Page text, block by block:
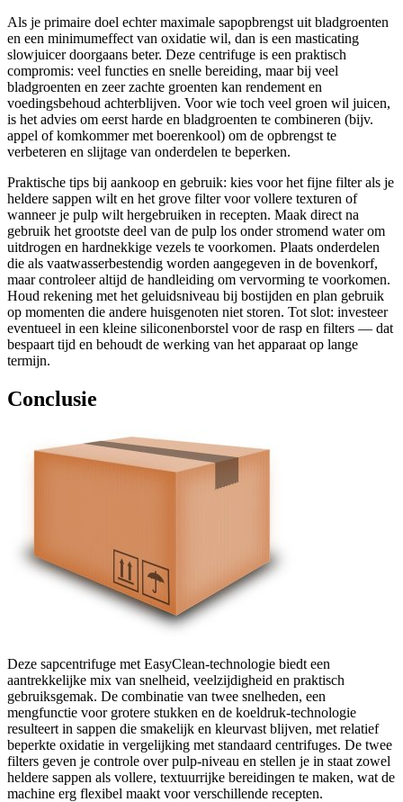
Als je primaire doel echter maximale sapopbrengst uit bladgroenten
en een minimumeffect van oxidatie wil, dan is een masticating
slowjuicer doorgaans beter. Deze centrifuge is een praktisch
compromis: veel functies en snelle bereiding, maar bij veel
bladgroenten en zeer zachte groenten kan rendement en
voedingsbehoud achterblijven. Voor wie toch veel groen wil juicen,
is het advies om eerst harde en bladgroenten te combineren (bijv.
appel of komkommer met boerenkool) om de opbrengst te
verbeteren en slijtage van onderdelen te beperken.
Praktische tips bij aankoop en gebruik: kies voor het fijne filter als je
heldere sappen wilt en het grove filter voor vollere texturen of
wanneer je pulp wilt hergebruiken in recepten. Maak direct na
gebruik het grootste deel van de pulp los onder stromend water om
uitdrogen en hardnekkige vezels te voorkomen. Plaats onderdelen
die als vaatwasserbestendig worden aangegeven in de bovenkorf,
maar controleer altijd de handleiding om vervorming te voorkomen.
Houd rekening met het geluidsniveau bij bostijden en plan gebruik
op momenten die andere huisgenoten niet storen. Tot slot: investeer
eventueel in een kleine siliconenborstel voor de rasp en filters — dat
bespaart tijd en behoudt de werking van het apparaat op lange
termijn.
Conclusie
Deze sapcentrifuge met EasyClean-technologie biedt een
aantrekkelijke mix van snelheid, veelzijdigheid en praktisch
gebruiksgemak. De combinatie van twee snelheden, een
mengfunctie voor grotere stukken en de koeldruk-technologie
resulteert in sappen die smakelijk en kleurvast blijven, met relatief
beperkte oxidatie in vergelijking met standaard centrifuges. De twee
filters geven je controle over pulp-niveau en stellen je in staat zowel
heldere sappen als vollere, textuurrijke bereidingen te maken, wat de
machine erg flexibel maakt voor verschillende recepten.